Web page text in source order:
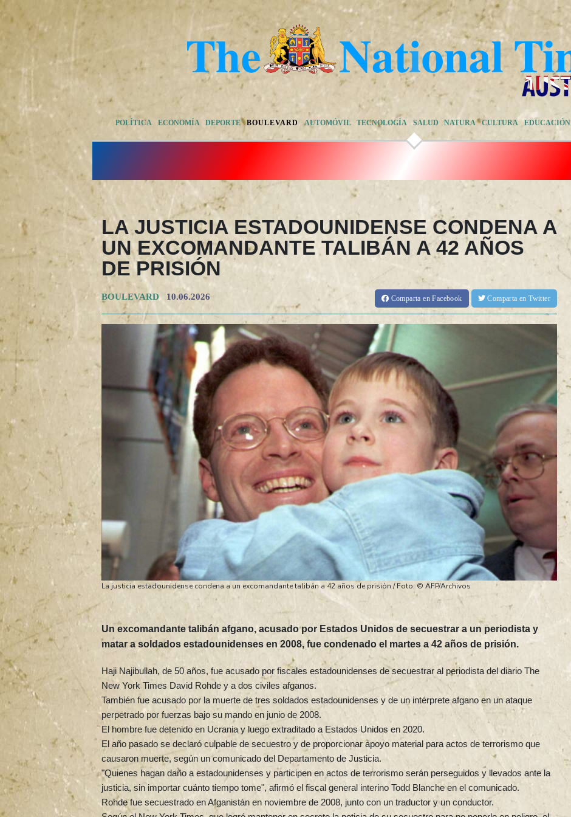
POLÍTICA ECONOMÍA DEPORTE BOULEVARD AUTOMÓVIL TECNOLOGÍA SALUD NATURA CULTURA EDUCACIÓN
LA JUSTICIA ESTADOUNIDENSE CONDENA A
UN EXCOMANDANTE TALIBÁN A 42 AÑOS
DE PRISIÓN
BOULEVARD 10.06.2026 Compartaen Facebook Comparta en Twitter
La justicia estadounidense condena a un excomandante talibán a 42 años de prisión / Foto: © AFP/Archivos
Un excomandante talibán afgano, acusado por Estados Unidos de secuestrar a un periodista y
matar a soldados estadounidenses en 2008, fue condenado el martes a 42 años de prisión.
Haji Najibullah, de 50 años, fue acusado por fiscales estadounidenses de secuestrar al periodista del diario The
New York Times David Rohde y a dos civiles afganos.
También fue acusado por la muerte de tres soldados estadounidenses y de un intérprete afgano en un ataque
perpetrado por fuerzas bajo su mando en junio de 2008.
El hombre fue detenido en Ucrania y luego extraditado a Estados Unidos en 2020.
El año pasado se declaró culpable de secuestro y de proporcionar apoyo material para actos de terrorismo que
causaron muerte, según un comunicado del Departamento de Justicia.
"Quienes hagan daño a estadounidenses y participen en actos de terrorismo serán perseguidos y llevados ante la
justicia, sin importar cuánto tiempo tome", afirmó el fiscal general interino Todd Blanche en el comunicado.
Rohde fue secuestrado en Afganistán en noviembre de 2008, junto con un traductor y un conductor.